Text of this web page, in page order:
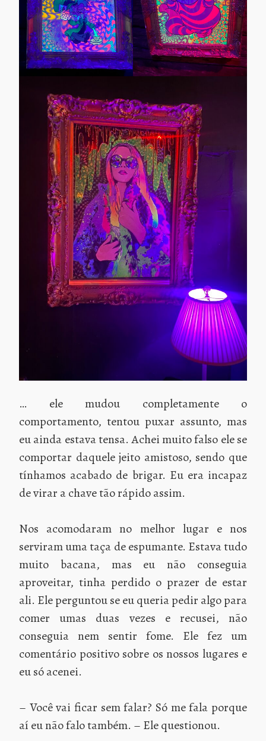
… ele mudou completamente o
comportamento, tentou puxar assunto, mas
eu ainda estava tensa. Achei muito falso ele se
comportar daquele jeito amistoso, sendo que
tínhamos acabado de brigar. Eu era incapaz
de virar a chave tão rápido assim.
Nos acomodaram no melhor lugar e nos
serviram uma taça de espumante. Estava tudo
muito bacana, mas eu não conseguia
aproveitar, tinha perdido o prazer de estar
ali. Ele perguntou se eu queria pedir algo para
comer umas duas vezes e recusei, não
conseguia nem sentir fome. Ele fez um
comentário positivo sobre os nossos lugares e
eu só acenei.
– Você vai ficar sem falar? Só me fala porque
aí eu não falo também. – Ele questionou.